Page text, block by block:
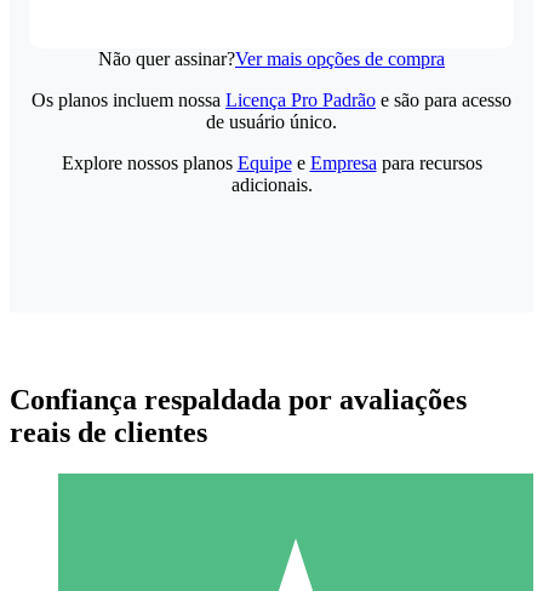
Não quer assinar?Ver mais opções de compra
Os planos incluem nossa Licença Pro Padrão e são para acesso
de usuário único.
Explore nossos planos Equipee Empresa para recursos
adicionais.
Confiança respaldada por avaliações
reais de clientes